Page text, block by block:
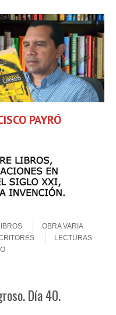
PAYRÓ
OBRA VARIA
LECTURAS
Día 40.